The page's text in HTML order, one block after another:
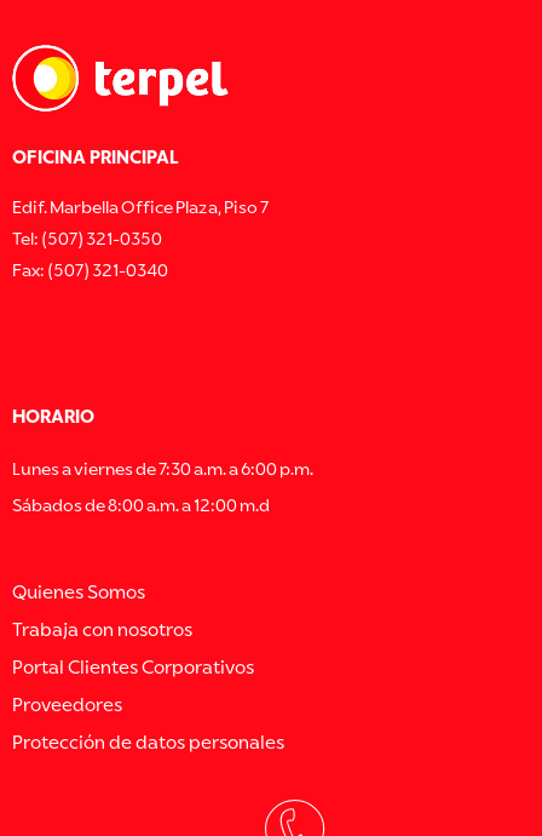
OFICINA PRINCIPAL
Edif. Marbella Office Plaza, Piso 7
Tel: (507) 321-0350
Fax: (507) 321-0340
HORARIO
Lunes a viernes de 7:30 a.m. a 6:00 p.m.
Sábados de 8:00 a.m. a 12:00 m.d
Quienes Somos
Trabaja con nosotros
Portal Clientes Corporativos
Proveedores
Protección de datos personales